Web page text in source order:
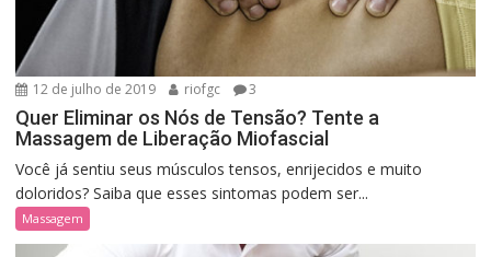
12 de julho de 2019 riofgc 3
Quer Eliminar os Nós de Tensão? Tente a
Massagem de Liberação Miofascial
Você já sentiu seus músculos tensos, enrijecidos e muito
doloridos? Saiba que esses sintomas podem ser...
Massagem